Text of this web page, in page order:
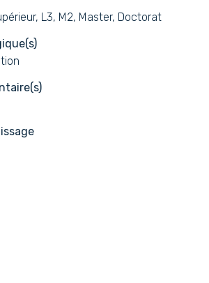
L3, M2, Master, Doctorat